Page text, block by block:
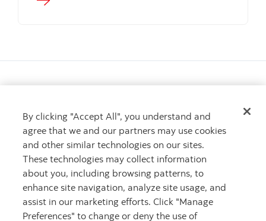
Vous voulez en savoir plus?
Apprenez-en davantage sur l’initiative Femmes de la
Banque Scotia
Communiquez avec nous Communiquez avec nous
By clicking "Accept All", you understand and
agree that we and our partners may use cookies
and other similar technologies on our sites.
These technologies may collect information
about you, including browsing patterns, to
enhance site navigation, analyze site usage, and
assist in our marketing efforts. Click "Manage
Preferences" to change or deny the use of